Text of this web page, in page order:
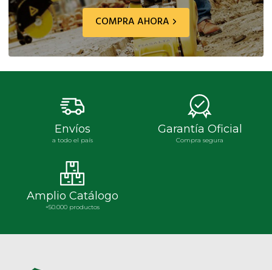
COMPRA AHORA
Envíos
a todo el país
Garantía Oficial
Compra segura
Amplio Catálogo
+50.000 productos